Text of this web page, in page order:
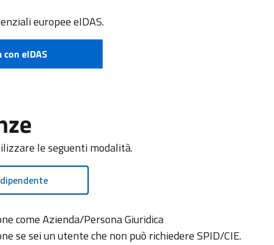
europee eIDAS.
con eIDAS
le seguenti modalità.
come Azienda/Persona Giuridica
se sei un utente che non può richiedere SPID/CIE.